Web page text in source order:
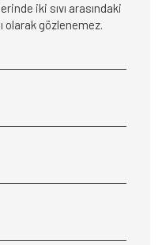
iki sıvı arasındaki
olarak gözlenemez.